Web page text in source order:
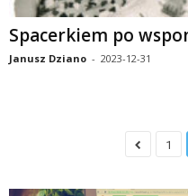
Spacerkiem po
Janusz Dziano - 2023-12-31
1